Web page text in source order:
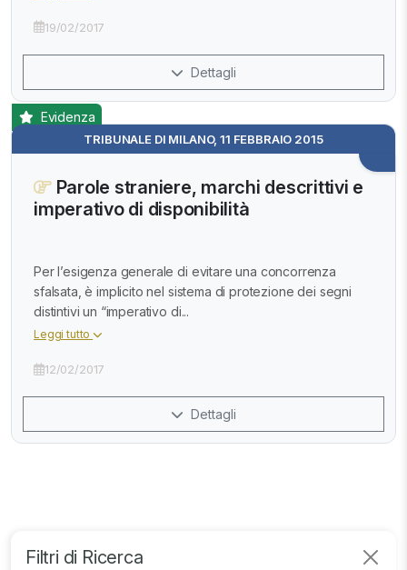
Filtri di Ricerca
19/02/2017
Dettagli
TRIBUNALE DI MILANO, 11 FEBBRAIO 2015
Evidenza
Parole straniere, marchi descrittivi e
imperativo di disponibilità
Per l’esigenza generale di evitare una concorrenza
sfalsata, è implicito nel sistema di protezione dei segni
distintivi un “imperativo di...
Leggi tutto
12/02/2017
Dettagli